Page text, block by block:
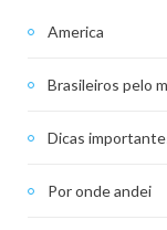
America
Brasileiros pelo
Dicas
Por onde andei